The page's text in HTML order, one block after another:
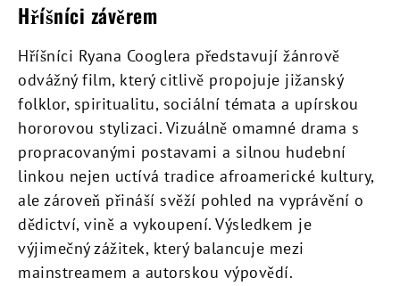
Hříšníci závěrem
Hříšníci Ryana Cooglera představují žánrově
odvážný film, který citlivě propojuje jižanský
folklor, spiritualitu, sociální témata a upírskou
hororovou stylizaci. Vizuálně omamné drama s
propracovanými postavami a silnou hudební
linkou nejen uctívá tradice afroamerické kultury,
ale zároveň přináší svěží pohled na vyprávění o
dědictví, vině a vykoupení. Výsledkem je
výjimečný zážitek, který balancuje mezi
mainstreamem a autorskou výpovědí.